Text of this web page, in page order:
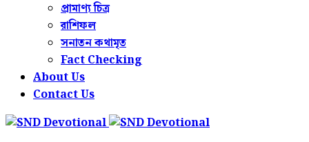
প্রামাণ্য চিত্র
রাশিফল
সনাতন কথামৃত
Fact Checking
About Us
Contact Us